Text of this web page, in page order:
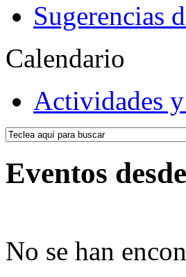
Sugerencias
Calendario
Actividades
Eventos
No se han